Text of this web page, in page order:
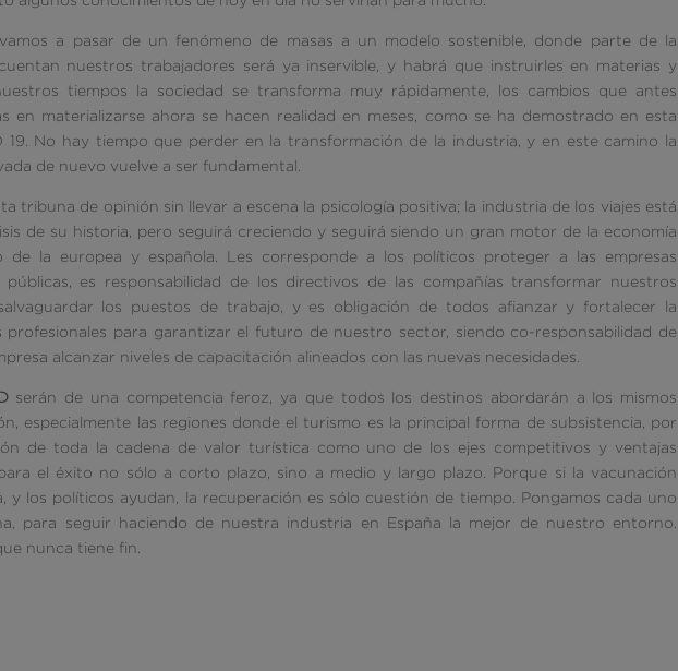
a pasar de un fenómeno de masas a un modelo sostenible, donde parte de la
nuestros trabajadores será ya inservible, y habrá que instruirles en materias y
tiempos la sociedad se transforma muy rápidamente, los cambios que antes
en materializarse ahora se hacen realidad en meses, como se ha demostrado en esta
19. No hay tiempo que perder en la transformación de la industria, y en este camino la
de nuevo vuelve a ser fundamental.
tribuna de opinión sin llevar a escena la psicología positiva; la industria de los viajes está
de su historia, pero seguirá creciendo y seguirá siendo un gran motor de la economía
de la europea y española. Les corresponde a los políticos proteger a las empresas
es responsabilidad de los directivos de las compañías transformar nuestros
los puestos de trabajo, y es obligación de todos afianzar y fortalecer la
profesionales para garantizar el futuro de nuestro sector, siendo co-responsabilidad de
alcanzar niveles de capacitación alineados con las nuevas necesidades.
serán de una competencia feroz, ya que todos los destinos abordarán a los mismos
especialmente las regiones donde el turismo es la principal forma de subsistencia, por
de toda la cadena de valor turística como uno de los ejes competitivos y ventajas
el éxito no sólo a corto plazo, sino a medio y largo plazo. Porque si la vacunación
y los políticos ayudan, la recuperación es sólo cuestión de tiempo. Pongamos cada uno
para seguir haciendo de nuestra industria en España la mejor de nuestro entorno.
nunca tiene fin.